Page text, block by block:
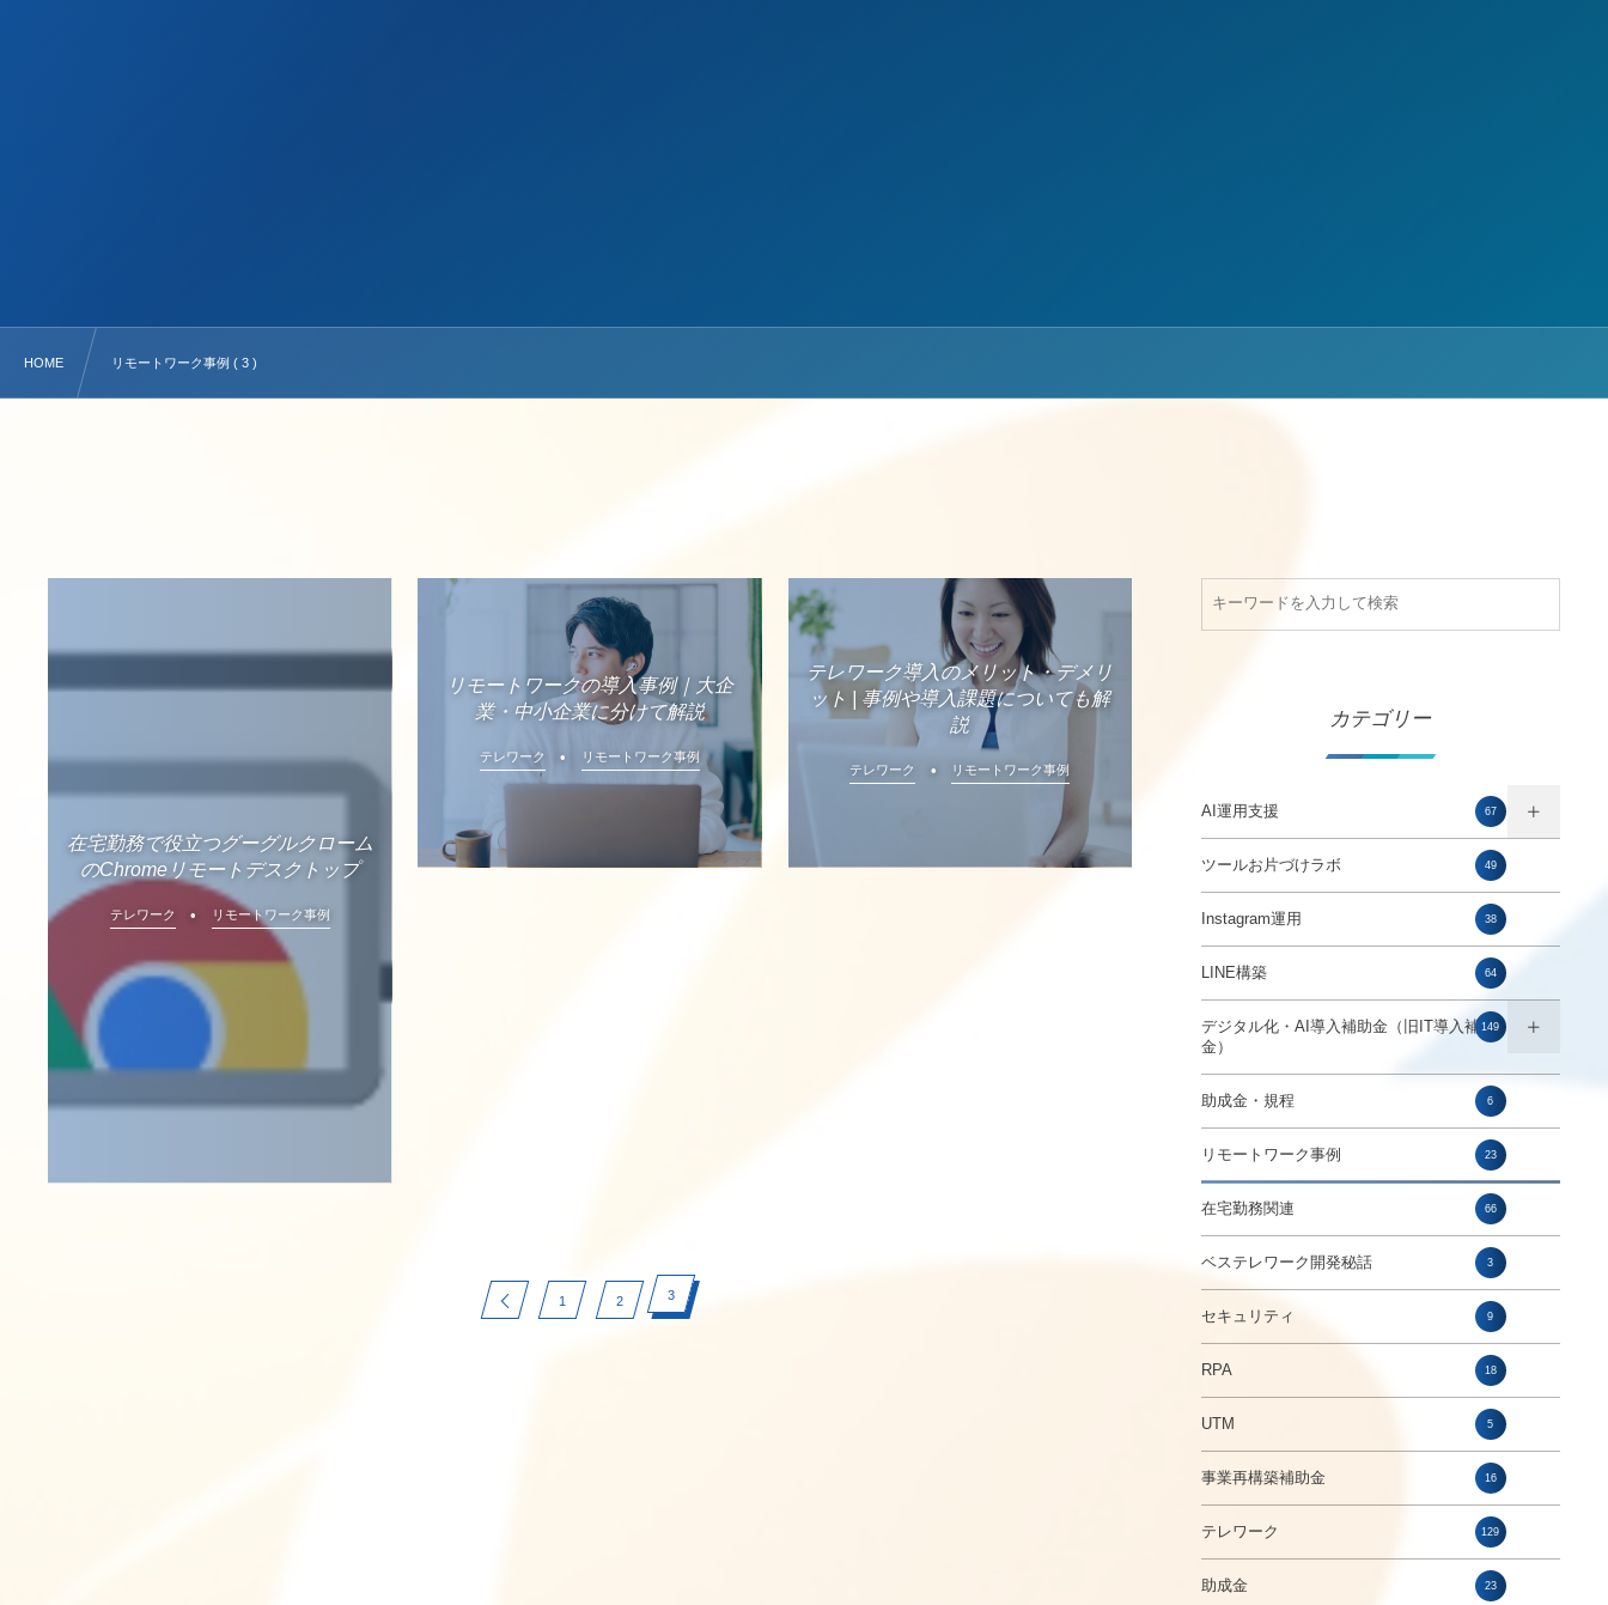
HOME リモートワーク事例 ( 3 )
在宅勤務で役立つグーグルクローム
のChromeリモートデスクトップ
テレワーク リモートワーク事例
リモートワークの導入事例｜大企
業・中小企業に分けて解説
テレワーク リモートワーク事例
テレワーク導入のメリット・デメリ
ット | 事例や導入課題についても解
説
テレワーク リモートワーク事例
1 2 3
カテゴリー
AI運用支援 67
ツールお片づけラボ 49
Instagram運用 38
LINE構築 64
デジタル化・AI導入補助金（旧IT導入補助
金）
149
助成金・規程 6
リモートワーク事例 23
在宅勤務関連 66
ベステレワーク開発秘話 3
セキュリティ 9
RPA 18
UTM 5
事業再構築補助金 16
テレワーク 129
助成金 23